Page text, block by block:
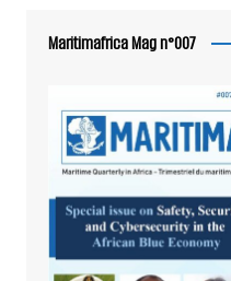
Maritimafrica Mag n°007